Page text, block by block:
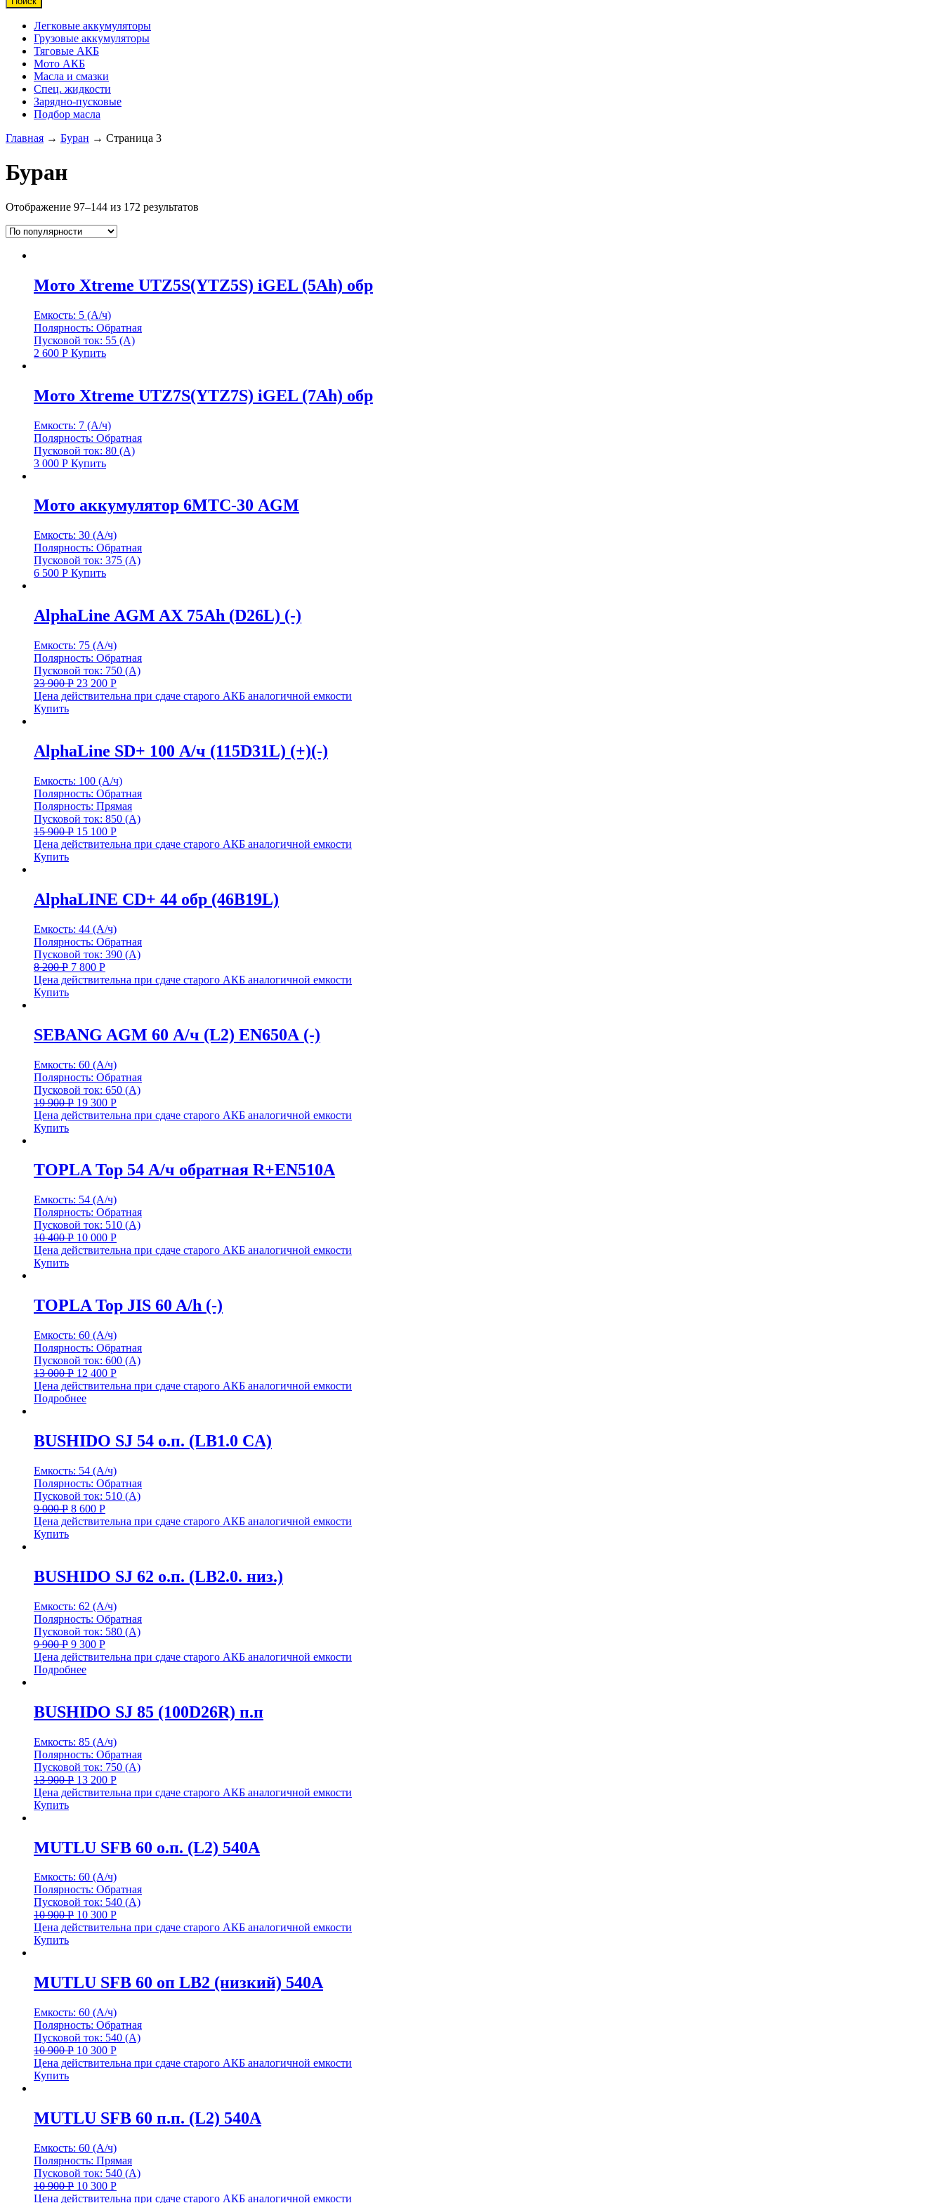
Легковые аккумуляторы
Грузовые аккумуляторы
Тяговые АКБ
Мото АКБ
Масла и смазки
Спец. жидкости
Зарядно-пусковые
Подбор масла
Главная → Буран → Страница 3
Буран
Отображение 97–144 из 172 результатов
Мото Xtreme UTZ5S(YTZ5S) iGEL (5Ah) обр
Емкость: 5 (А/ч)
Полярность: Обратная
Пусковой ток: 55 (А)
2 600 Р Купить
Мото Xtreme UTZ7S(YTZ7S) iGEL (7Ah) обр
Емкость: 7 (А/ч)
Полярность: Обратная
Пусковой ток: 80 (А)
3 000 Р Купить
Мото аккумулятор 6МТС-30 AGM
Емкость: 30 (А/ч)
Полярность: Обратная
Пусковой ток: 375 (А)
6 500 Р Купить
AlphaLine AGM AX 75Ah (D26L) (-)
Емкость: 75 (А/ч)
Полярность: Обратная
Пусковой ток: 750 (А)
23 900Р 23 200 Р
Цена действительна при сдаче старого АКБ аналогичной емкости
Купить
AlphaLine SD+ 100 А/ч (115D31L) (+)(-)
Емкость: 100 (А/ч)
Полярность: Обратная
Полярность: Прямая
Пусковой ток: 850 (А)
15 900Р 15 100 Р
Цена действительна при сдаче старого АКБ аналогичной емкости
Купить
AlphaLINE СD+ 44 обр (46B19L)
Емкость: 44 (А/ч)
Полярность: Обратная
Пусковой ток: 390 (А)
8 200Р 7 800 Р
Цена действительна при сдаче старого АКБ аналогичной емкости
Купить
SEBANG AGM 60 А/ч (L2) EN650А (-)
Емкость: 60 (А/ч)
Полярность: Обратная
Пусковой ток: 650 (А)
19 900Р 19 300 Р
Цена действительна при сдаче старого АКБ аналогичной емкости
Купить
TOPLA Top 54 А/ч обратная R+EN510А
Емкость: 54 (А/ч)
Полярность: Обратная
Пусковой ток: 510 (А)
10 400Р 10 000 Р
Цена действительна при сдаче старого АКБ аналогичной емкости
Купить
TOPLA Top JIS 60 A/h (-)
Емкость: 60 (А/ч)
Полярность: Обратная
Пусковой ток: 600 (А)
13 000Р 12 400 Р
Цена действительна при сдаче старого АКБ аналогичной емкости
Подробнее
BUSHIDO SJ 54 о.п. (LB1.0 CA)
Емкость: 54 (А/ч)
Полярность: Обратная
Пусковой ток: 510 (А)
9 000Р 8 600 Р
Цена действительна при сдаче старого АКБ аналогичной емкости
Купить
BUSHIDO SJ 62 о.п. (LB2.0. низ.)
Емкость: 62 (А/ч)
Полярность: Обратная
Пусковой ток: 580 (А)
9 900Р 9 300 Р
Цена действительна при сдаче старого АКБ аналогичной емкости
Подробнее
BUSHIDO SJ 85 (100D26R) п.п
Емкость: 85 (А/ч)
Полярность: Обратная
Пусковой ток: 750 (А)
13 900Р 13 200 Р
Цена действительна при сдаче старого АКБ аналогичной емкости
Купить
MUTLU SFB 60 о.п. (L2) 540А
Емкость: 60 (А/ч)
Полярность: Обратная
Пусковой ток: 540 (А)
10 900Р 10 300 Р
Цена действительна при сдаче старого АКБ аналогичной емкости
Купить
MUTLU SFB 60 оп LB2 (низкий) 540А
Емкость: 60 (А/ч)
Полярность: Обратная
Пусковой ток: 540 (А)
10 900Р 10 300 Р
Цена действительна при сдаче старого АКБ аналогичной емкости
Купить
MUTLU SFB 60 п.п. (L2) 540А
Емкость: 60 (А/ч)
Полярность: Прямая
Пусковой ток: 540 (А)
10 900Р 10 300 Р
Цена действительна при сдаче старого АКБ аналогичной емкости